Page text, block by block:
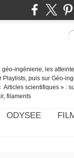
ingénierie, les
puis sur Géo-
scientifiques » :
filaments
ODYSEE